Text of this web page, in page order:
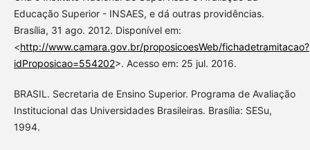
Educação Superior - INSAES, e dá outras providências.
Brasília, 31 ago. 2012. Disponível em:
<http://www.camara.gov.br/proposicoesWeb/fichadetramitacao?
idProposicao=554202>. Acesso em: 25 jul. 2016.
BRASIL. Secretaria de Ensino Superior. Programa de Avaliação
Institucional das Universidades Brasileiras. Brasília: SESu,
1994.